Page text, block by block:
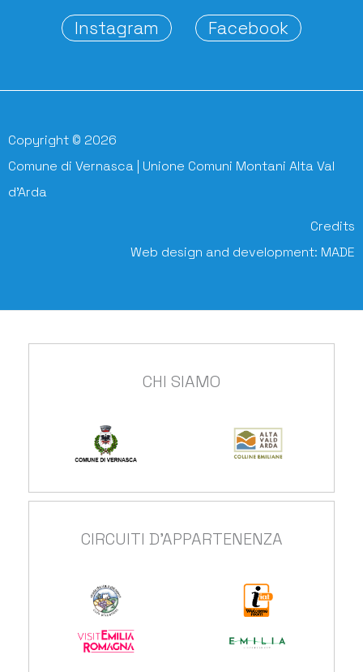
Instagram Facebook
Copyright © 2026
Comune di Vernasca | Unione Comuni Montani Alta Val
d'Arda
Credits
Web design and development: MADE
CHI SIAMO
CIRCUITI D'APPARTENENZA